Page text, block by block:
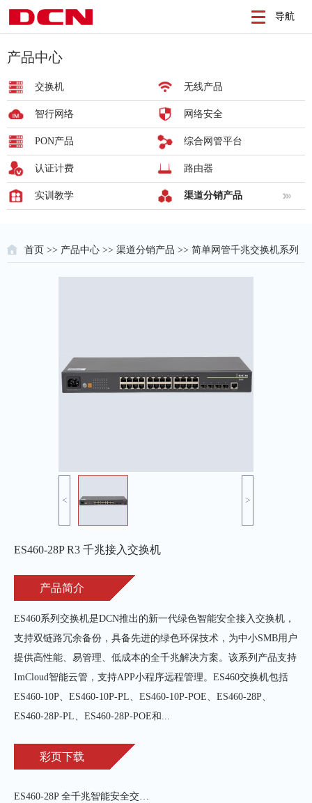
导航
产品中心
交换机 无线产品
智行网络 网络安全
PON产品 综合网管平台
认证计费 路由器
实训教学 渠道分销产品
首页 >> 产品中心 >> 渠道分销产品 >> 简单网管千兆交换机系列
< >
ES460-28P R3 千兆接入交换机
产品简介
ES460系列交换机是DCN推出的新一代绿色智能安全接入交换机，
支持双链路冗余备份，具备先进的绿色环保技术，为中小SMB用户
提供高性能、易管理、低成本的全千兆解决方案。该系列产品支持
ImCloud智能云管，支持APP小程序远程管理。ES460交换机包括
ES460-10P、ES460-10P-PL、ES460-10P-POE、ES460-28P、
ES460-28P-PL、ES460-28P-POE和...
彩页下载
ES460-28P 全千兆智能安全交换机